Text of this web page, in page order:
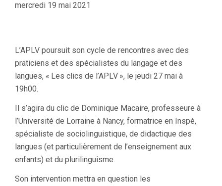
mercredi 19 mai 2021
L’APLV poursuit son cycle de rencontres avec des
praticiens et des spécialistes du langage et des
langues, « Les clics de l’APLV », le jeudi 27 mai à
19h00.
Il s’agira du clic de Dominique Macaire, professeure à
l’Université de Lorraine à Nancy, formatrice en Inspé,
spécialiste de sociolinguistique, de didactique des
langues (et particulièrement de l’enseignement aux
enfants) et du plurilinguisme.
Son intervention mettra en question les